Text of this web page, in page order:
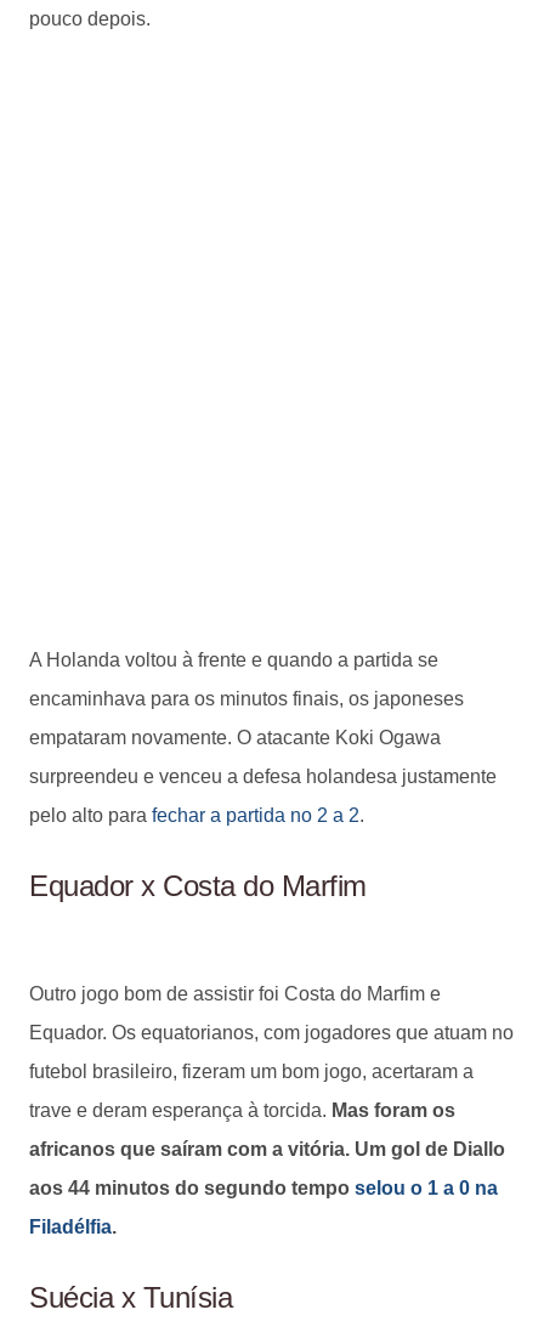
pouco depois.
A Holanda voltou à frente e quando a partida se
encaminhava para os minutos finais, os japoneses
empataram novamente. O atacante Koki Ogawa
surpreendeu e venceu a defesa holandesa justamente
pelo alto para fechar a partida no 2 a 2.
Equador x Costa do Marfim
Outro jogo bom de assistir foi Costa do Marfim e
Equador. Os equatorianos, com jogadores que atuam no
futebol brasileiro, fizeram um bom jogo, acertaram a
trave e deram esperança à torcida. Mas foram os
africanos que saíram com a vitória. Um gol de Diallo
aos 44 minutos do segundo tempo selou o 1 a 0 na
Filadélfia.
Suécia x Tunísia